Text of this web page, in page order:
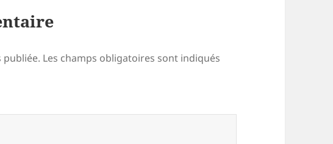
publiée. Les champs obligatoires sont indiqués